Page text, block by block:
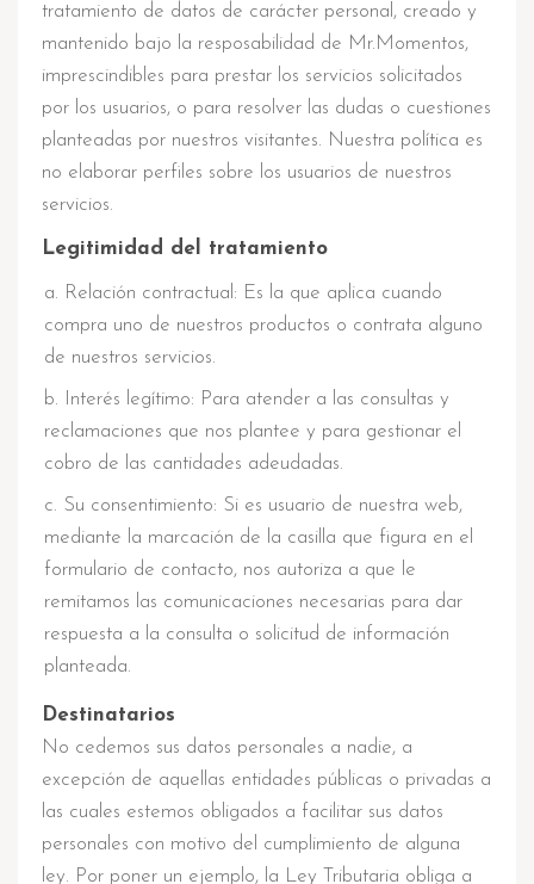
tratamiento de datos de carácter personal, creado y
mantenido bajo la resposabilidad de Mr.Momentos,
imprescindibles para prestar los servicios solicitados
por los usuarios, o para resolver las dudas o cuestiones
planteadas por nuestros visitantes. Nuestra política es
no elaborar perfiles sobre los usuarios de nuestros
servicios.
Legitimidad del tratamiento
Relación contractual: Es la que aplica cuando
compra uno de nuestros productos o contrata alguno
de nuestros servicios.
Interés legítimo: Para atender a las consultas y
reclamaciones que nos plantee y para gestionar el
cobro de las cantidades adeudadas.
Su consentimiento: Si es usuario de nuestra web,
mediante la marcación de la casilla que figura en el
formulario de contacto, nos autoriza a que le
remitamos las comunicaciones necesarias para dar
respuesta a la consulta o solicitud de información
planteada.
Destinatarios
No cedemos sus datos personales a nadie, a
excepción de aquellas entidades públicas o privadas a
las cuales estemos obligados a facilitar sus datos
personales con motivo del cumplimiento de alguna
ley. Por poner un ejemplo, la Ley Tributaria obliga a